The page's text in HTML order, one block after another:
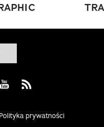
Instagram
Visit us on Youtube
Visit us on Rss
prywatności